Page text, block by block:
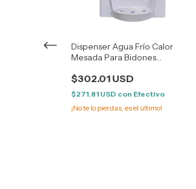
Dispenser Agua Frío Calor
Mesada Para Bidones
$302.01 USD
$271.81 USD con Efectivo
¡No te lo pierdas, es el último!